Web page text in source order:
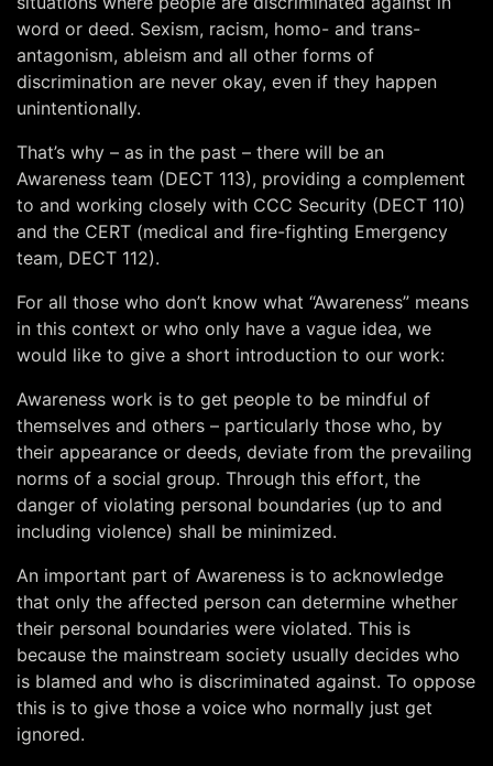
word or deed. Sexism, racism, homo- and trans-
antagonism, ableism and all other forms of
discrimination are never okay, even if they happen
unintentionally.
That’s why – as in the past – there will be an
Awareness team (DECT 113), providing a complement
to and working closely with CCC Security (DECT 110)
and the CERT (medical and fire-fighting Emergency
team, DECT 112).
For all those who don’t know what “Awareness” means
in this context or who only have a vague idea, we
would like to give a short introduction to our work:
Awareness work is to get people to be mindful of
themselves and others – particularly those who, by
their appearance or deeds, deviate from the prevailing
norms of a social group. Through this effort, the
danger of violating personal boundaries (up to and
including violence) shall be minimized.
An important part of Awareness is to acknowledge
that only the affected person can determine whether
their personal boundaries were violated. This is
because the mainstream society usually decides who
is blamed and who is discriminated against. To oppose
this is to give those a voice who normally just get
ignored.